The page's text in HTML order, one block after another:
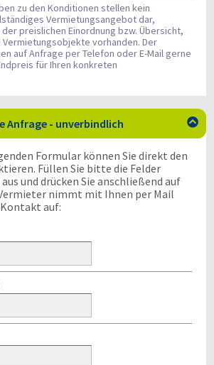
zu den Konditionen stellen kein
Vermietungsangebot dar,
preislichen Einordnung bzw. Übersicht,
vorhanden. Der
auf Anfrage per Telefon oder E-Mail gerne
für Ihren konkreten
Anfrage - unverbindlich 
Formular können Sie direkt den
Füllen Sie bitte die Felder
und drücken Sie anschließend auf
nimmt mit Ihnen per Mail
auf: